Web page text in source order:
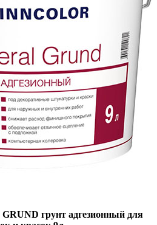
грунт адгезионный для